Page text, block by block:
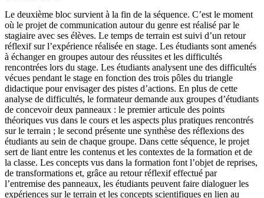
Le deuxième bloc survient à la fin de la séquence. C’est le moment
où le projet de communication autour du genre est réalisé par le
stagiaire avec ses élèves. Le temps de terrain est suivi d’un retour
réflexif sur l’expérience réalisée en stage. Les étudiants sont amenés
à échanger en groupes autour des réussites et les difficultés
rencontrées lors du stage. Les étudiants analysent une des difficultés
vécues pendant le stage en fonction des trois pôles du triangle
didactique pour envisager des pistes d’actions. En plus de cette
analyse de difficultés, le formateur demande aux groupes d’étudiants
de concevoir deux panneaux : le premier articule des points
théoriques vus dans le cours et les aspects plus pratiques rencontrés
sur le terrain ; le second présente une synthèse des réflexions des
étudiants au sein de chaque groupe. Dans cette séquence, le projet
sert de liant entre les contenus et les contextes de la formation et de
la classe. Les concepts vus dans la formation font l’objet de reprises,
de transformations et, grâce au retour réflexif effectué par
l’entremise des panneaux, les étudiants peuvent faire dialoguer les
expériences sur le terrain et les concepts scientifiques en lien au